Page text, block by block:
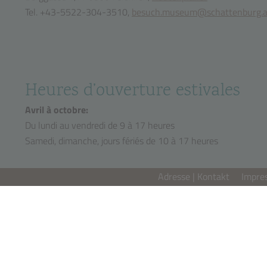
Tel. +43-5522-304-3510,
Heures d’ouverture estivales
Avril à octobre:
Du lundi au vendredi de 9 à 17 heures
Samedi, dimanche, jours fériés de 10 à 17 heures
Adresse | Kontakt